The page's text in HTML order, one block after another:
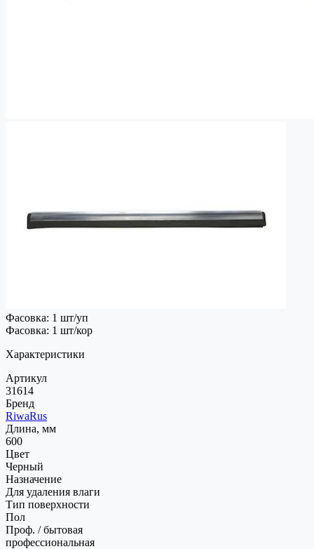
Фасовка: 1 шт/уп
Фасовка: 1 шт/кор
Характеристики
Артикул
31614
Бренд
RiwaRus
Длина, мм
600
Цвет
Черный
Назначение
Для удаления влаги
Тип поверхности
Пол
Проф. / бытовая
профессиональная